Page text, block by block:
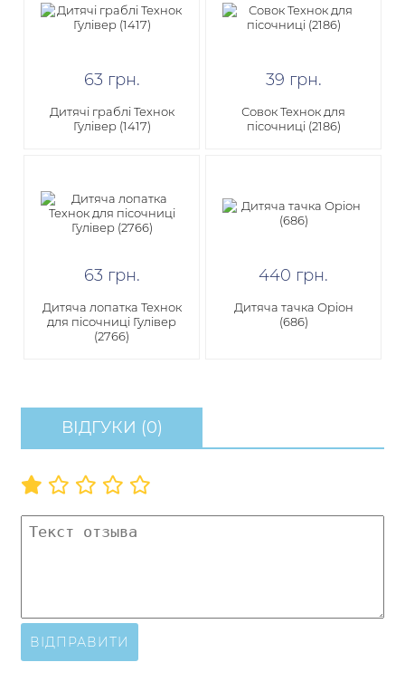
63 грн.
Дитячі граблі Технок
Гулівер (1417)
39 грн.
Совок Технок для
пісочниці (2186)
63 грн.
Дитяча лопатка Технок
для пісочниці Гулівер
(2766)
440 грн.
Дитяча тачка Оріон
(686)
ВІДГУКИ (0)
ВІДПРАВИТИ